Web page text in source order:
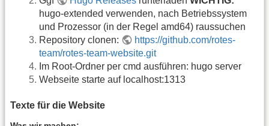
hugo-extended verwenden, nach Betriebssystem
und Prozessor (in der Regel amd64) raussuchen
Repository clonen:
https://github.com/rotes-
team/rotes-team-website.git
Im Root-Ordner per cmd ausführen: hugo server
Webseite starte auf localhost:1313
Texte für die Website